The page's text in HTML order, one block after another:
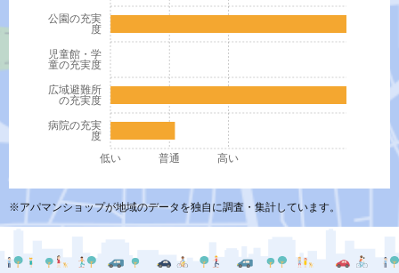
病院の充実
度
広域避難所
の充実度
児童館・学
童の充実度
公園の充実
度
低い 普通 高い
※アパマンショップが地域のデータを独自に調査・集計しています。